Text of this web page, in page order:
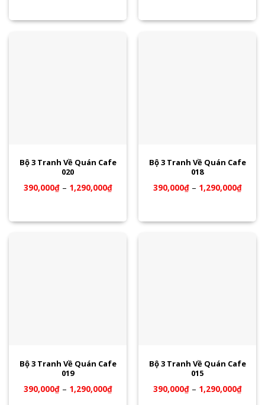
Bộ 3 Tranh Về Quán Cafe
020
390,000₫– 1,290,000₫
Bộ 3 Tranh Về Quán Cafe
018
390,000₫– 1,290,000₫
Bộ 3 Tranh Về Quán Cafe
019
390,000₫– 1,290,000₫
Bộ 3 Tranh Về Quán Cafe
015
390,000₫– 1,290,000₫